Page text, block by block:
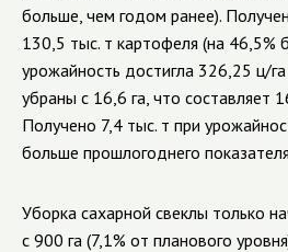
больше, чем годом ранее).
130,5 тыс. т картофеля (на 46,5%
урожайность достигла 326,25 ц/
убраны с 16,6 га, что составляет
Получено 7,4 тыс. т при
больше прошлогоднего
Уборка сахарной свеклы только
с 900 га (7,1% от планового